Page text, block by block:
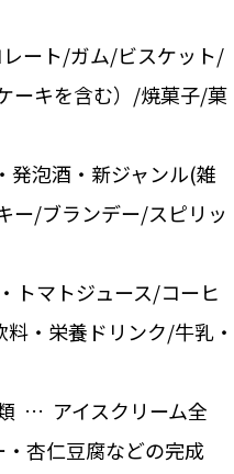
ート/ガム/ビスケット/
ーキを含む）/焼菓子/菓
泡酒・新ジャンル(雑
ー/ブランデー/スピリッ
マトジュース/コーヒ
・栄養ドリンク/牛乳・
… アイスクリーム全
杏仁豆腐などの完成